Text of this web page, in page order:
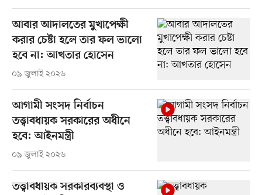
আবার আদালতের মুখাপেক্ষী
করার চেষ্টা হলে তার ফল ভালো
হবে না: আখতার হোসেন
০৯ জুলাই ২০২৬
আগামী সংসদ নির্বাচন
তত্ত্বাবধায়ক সরকারের অধীনে
হবে: আইনমন্ত্রী
০৯ জুলাই ২০২৬
তত্ত্বাবধায়ক সরকারব্যবস্থা ও